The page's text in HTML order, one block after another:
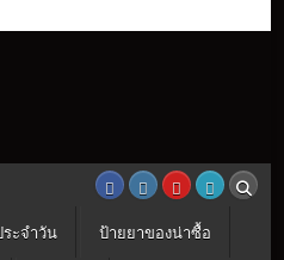
ะจำวัน ป้ายยาของน่าซื้อ